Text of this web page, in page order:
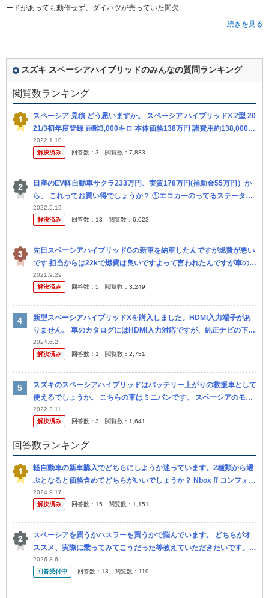
ードがあっても動作せず、ダイハツが売っていた間欠...
続きを見る
スズキ スペーシアハイブリッドのみんなの質問ランキング
閲覧数ランキング
スペーシア 見積 どう思いますか。 スペーシア ハイブリッドX 2型 20
21/3初年度登録 距離3,000キロ 本体価格138万円 諸費用約138,000円
(次回車検とそれまでのメンテナンス...
2022.1.10
解決済み
回答数： 3 閲覧数： 7,883
日産のEV軽自動車サクラ233万円、実質178万円(補助金55万円）か
ら、 これってお買い得でしょうか？ ①エコカーのってるステータス
感覚が有るからお得？ まあ、エヌボックスやスペーシアハイブ...
2022.5.19
解決済み
回答数： 13 閲覧数： 6,023
先日スペーシアハイブリッドGの新車を納車したんですが燃費が悪い
です 担当からは22kで燃費は良いですよって言われたんですが車の表
示は13.3になっています。 平日は片道6キロの職場まで乗ります ...
2021.9.29
解決済み
回答数： 5 閲覧数： 3,249
新型スペーシアハイブリッドXを購入しました。HDMI入力端子があ
りません。 車のカタログにはHDMI入力対応ですが、純正ナビの下に
あるUSB入力端子にHDMIケーブルとHDMI変換ケーブルでつな...
2024.6.2
解決済み
回答数： 1 閲覧数： 2,751
スズキのスペーシアハイブリッドはバッテリー上がりの救援車として
使えるでしょうか。 こちらの車はミニバンです。 スペーシアのモデ
ルは販売3年以内の現行車か一つ前のものです。 ネットで色々と調
べ...
2022.3.11
解決済み
回答数： 3 閲覧数： 1,641
回答数ランキング
軽自動車の新車購入でどちらにしようか迷っています。2種類から選
ぶとなると価格含めてどちらがいいでしょうか？ Nbox ff コンフォー
トパッケージ ミストブラック 車種 21141x3 オプシ...
2024.9.17
解決済み
回答数： 15 閲覧数： 1,151
スペーシアを買うかハスラーを買うかで悩んでいます。 どちらがオ
ススメ、実際に乗ってみてこうだった等教えていただきたいです。 2
0代半ば独身女性です。ガタが来るまで乗るつもりです。高速道路や
険しい...
2026.8.6
回答受付中
回答数： 13 閲覧数： 119